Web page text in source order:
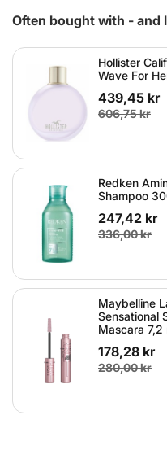
Often bought with - and
Hollister
Wave For
439,45 kr
606,75 kr
Redken
Shampoo
247,42 kr
336,00 kr
Maybelline
Sensational
Mascara 7,2
178,28 kr
280,00 kr